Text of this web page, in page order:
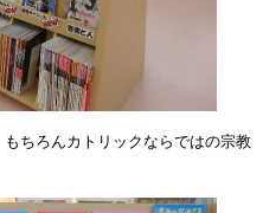
ちろんカトリックならではの宗教